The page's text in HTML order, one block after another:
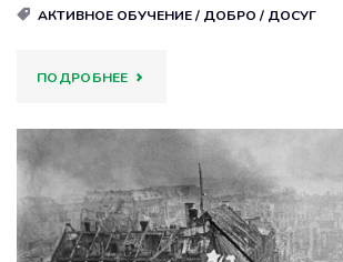
АКТИВНОЕ ОБУЧЕНИЕ/ ДОБРО / ДОСУГ
ПОДРОБНЕЕ"ДЕНЬ